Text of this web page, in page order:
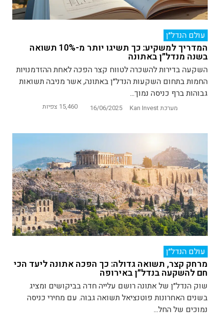
עולם הנדל״ן
המדריך למשקיע: כך תשיגו יותר מ-10% תשואה
בשנה מנדל״ן באתונה
השקעה בדירות להשכרה לטווח קצר הפכה לאחת ההזדמנויות
החמות בתחום השקעות הנדל״ן באתונה, אשר מניבה תשואות
גבוהות ברף כניסה נמוך...
מערכת Kan Invest 16/06/2025 15,460 צפיות
עולם הנדל״ן
מרחק קצר, תשואה גדולה: כך הפכה אתונה ליעד הכי
חם להשקעה בנדל״ן באירופה
שוק הנדל״ן של אתונה רושם עלייה חדה בביקושים ומציג
בשנים האחרונות פוטנציאל תשואה גבוה. עם מחירי כניסה
נמוכים של החל...